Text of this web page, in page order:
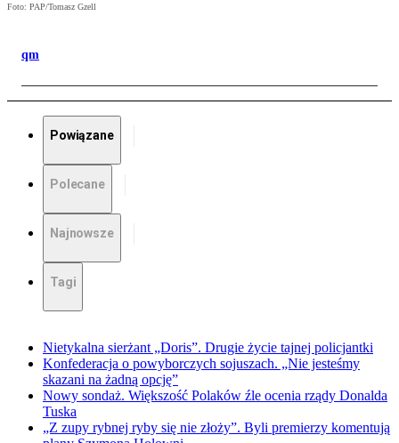
Foto: PAP/Tomasz Gzell
qm
Powiązane
Polecane
Najnowsze
Tagi
Nietykalna sierżant „Doris”. Drugie życie tajnej policjantki
Konfederacja o powyborczych sojuszach. „Nie jesteśmy
skazani na żadną opcję”
Nowy sondaż. Większość Polaków źle ocenia rządy Donalda
Tuska
„Z zupy rybnej ryby się nie złoży”. Byli premierzy komentują